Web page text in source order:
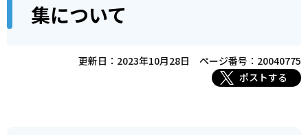
集について
更新日：2023年10月28日
ページ番号：20040775
ポストする